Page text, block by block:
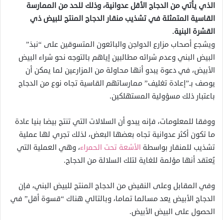
الذي يأتي من الدجاج الأقل عدوانية، وذلك للحد من الممارسة
القاسية المتمثلة في تشذيب منقار الدجاج المنتج للبيض ذي
القشرة البنية.
ويشجع أصحاب مزارع الدواجن والبائعون المتسوقين على “نبذ”
البيض البني وعدم شرائه مطالبين إياهم بالتوجه نحو شراء البيض
الأبيض، في دعوة يبدو أنها محاولة من المزارعين لما يمكن أن
يوصف بـ”إعادة تغليف” ممارساتهم القاسية تجاه نوع من الدجاج
باعتبار ذلك مسؤولية المستهلكين.
ووفقا للمعلومات، فإنه يبدو أن السلالات التي تنتج بيضا بنيا عادة
ما تكون أكثر عدوانية تجاه بعضها البعض، لذلك تجري لها عملية
تشذيب للمنقار بواسطة الأشعة تحت الحمراء، وهي العملية التي
يُعتقد أنها مؤلمة للغاية لتلك السلالة من الدجاج.
وفي المقابل وعلى النقيض من الدجاج المنتج للبيض البني، فإن
الدجاج الأبيض يعد مسالما تماما، وبالتالي هناك “قسوة أقل” في
الحصول على البيض الأبيض.